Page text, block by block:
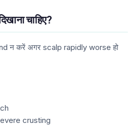
चाहिए?
न करें अगर scalp rapidly worse हो
crusting